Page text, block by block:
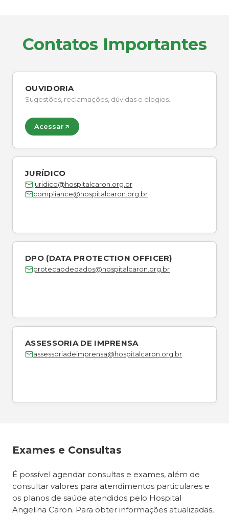
Contatos Importantes
OUVIDORIA
Sugestões, reclamações, dúvidas e elogios.
Acessar
JURÍDICO
juridico@hospitalcaron.org.br
compliance@hospitalcaron.org.br
DPO (DATA PROTECTION OFFICER)
protecaodedados@hospitalcaron.org.br
ASSESSORIA DE IMPRENSA
assessoriadeimprensa@hospitalcaron.org.br
Exames e Consultas
É possível agendar consultas e exames, além de
consultar valores para atendimentos particulares e
os planos de saúde atendidos pelo Hospital
Angelina Caron. Para obter informações atualizadas,